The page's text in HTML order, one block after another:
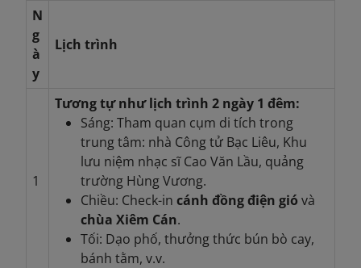
N
g
à
y
Lịch trình
1
Tương tự như lịch trình 2 ngày 1 đêm:
Sáng: Tham quan cụm di tích trong
trung tâm: nhà Công tử Bạc Liêu, Khu
lưu niệm nhạc sĩ Cao Văn Lầu, quảng
trường Hùng Vương.
Chiều: Check-in cánh đồng điện gió và
chùa Xiêm Cán.
Tối: Dạo phố, thưởng thức bún bò cay,
bánh tằm, v.v.